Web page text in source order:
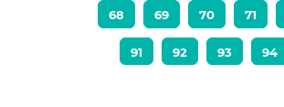
68 69 70 71
91 92 93 94